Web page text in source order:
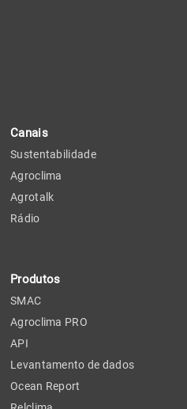
Canais
Sustentabilidade
Agroclima
Agrotalk
Rádio
Produtos
SMAC
Agroclima PRO
API
Levantamento de dados
Ocean Report